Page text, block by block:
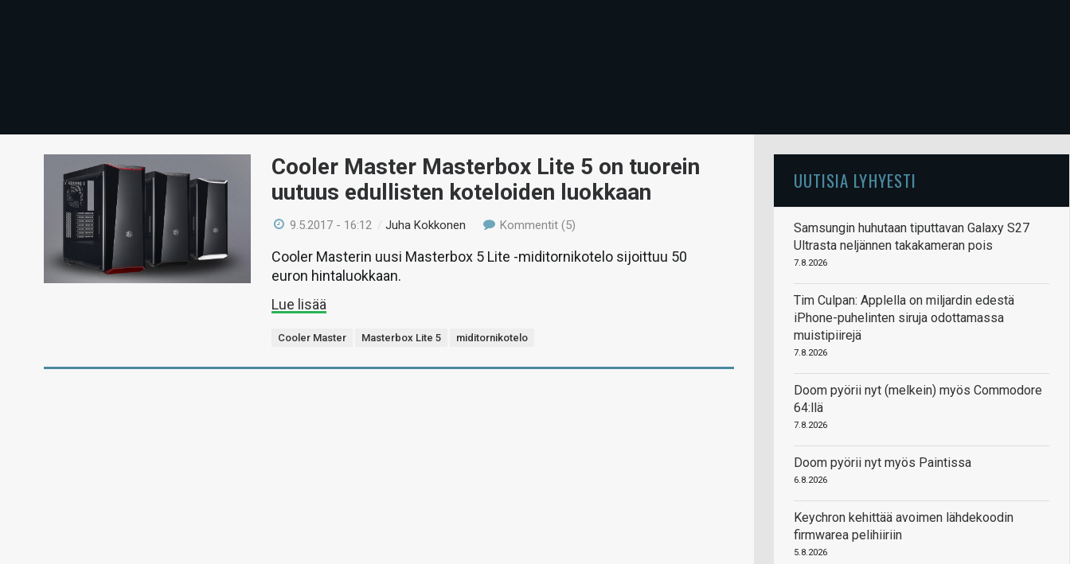
Cooler Master Masterbox Lite 5 on tuorein
uutuus edullisten koteloiden luokkaan
9.5.2017 - 16:12 /Juha Kokkonen Kommentit (5)
Cooler Masterin uusi Masterbox 5 Lite -miditornikotelo sijoittuu 50
euron hintaluokkaan.
Lue lisää
Cooler Master Masterbox Lite 5 miditornikotelo
UUTISIA LYHYESTI
Samsungin huhutaan tiputtavan Galaxy S27
Ultrasta neljännen takakameran pois
7.8.2026
Tim Culpan: Applella on miljardin edestä
iPhone-puhelinten siruja odottamassa
muistipiirejä
7.8.2026
Doom pyörii nyt (melkein) myös Commodore
64:llä
7.8.2026
Doom pyörii nyt myös Paintissa
6.8.2026
Keychron kehittää avoimen lähdekoodin
firmwarea pelihiiriin
5.8.2026